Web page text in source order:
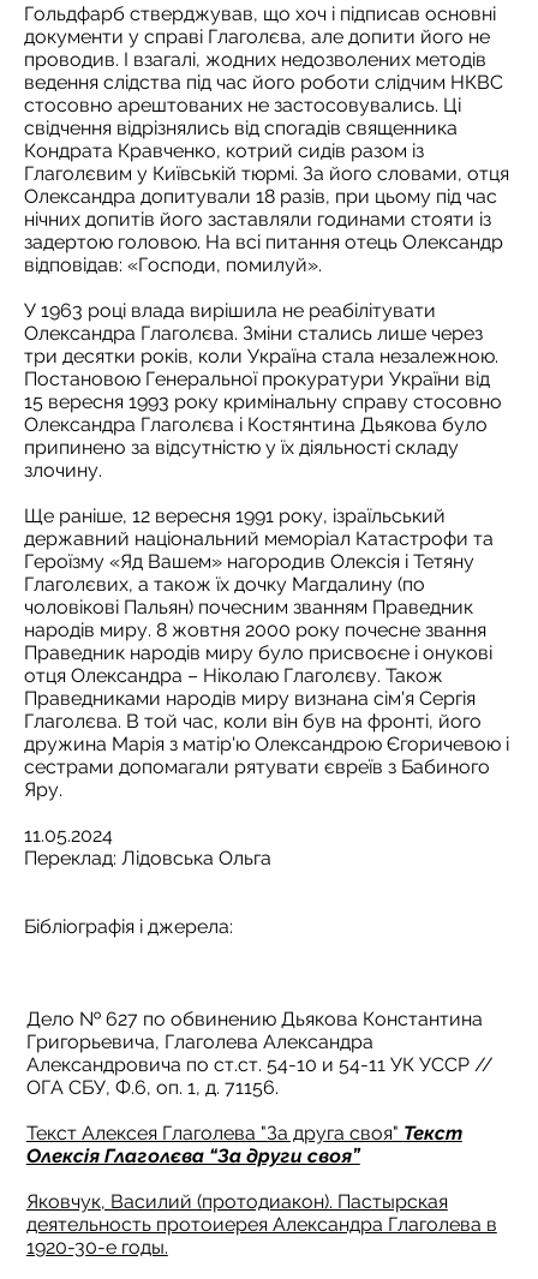
Гольдфарб стверджував, що хоч і підписав основні
документи у справі Глаголєва, але допити його не
проводив. І взагалі, жодних недозволених методів
ведення слідства під час його роботи слідчим НКВС
стосовно арештованих не застосовувались. Ці
свідчення відрізнялись від спогадів священника
Кондрата Кравченко, котрий сидів разом із
Глаголєвим у Київській тюрмі. За його словами, отця
Олександра допитували 18 разів, при цьому під час
нічних допитів його заставляли годинами стояти із
задертою головою. На всі питання отець Олександр
відповідав: «Господи, помилуй».
У 1963 році влада вирішила не реабілітувати
Олександра Глаголєва. Зміни стались лише через
три десятки років, коли Україна стала незалежною.
Постановою Генеральної прокуратури України від
15 вересня 1993 року кримінальну справу стосовно
Олександра Глаголєва і Костянтина Дьякова було
припинено за відсутністю у їх діяльності складу
злочину.
Ще раніше, 12 вересня 1991 року, ізраїльський
державний національний меморіал Катастрофи та
Героїзму «Яд Вашем» нагородив Олексія і Тетяну
Глаголєвих, а також їх дочку Магдалину (по
чоловікові Пальян) почесним званням Праведник
народів миру. 8 жовтня 2000 року почесне звання
Праведник народів миру було присвоєне і онукові
отця Олександра – Ніколаю Глаголєву. Також
Праведниками народів миру визнана сім'я Сергія
Глаголєва. В той час, коли він був на фронті, його
дружина Марія з матір'ю Олександрою Єгоричевою і
сестрами допомагали рятувати євреїв з Бабиного
Яру.
11.05.2024
Переклад: Лідовська Ольга
Бібліографія і джерела:
Дело № 627 по обвинению Дьякова Константина
Григорьевича, Глаголева Александра
Александровича по ст.ст. 54-10 и 54-11 УК УССР //
ОГА СБУ, Ф.6, оп. 1, д. 71156.
Текст Алексея Глаголева "За друга своя" Текст
Олексія Глаголєва “За други своя”
Яковчук, Василий (протодиакон). Пастырская
деятельность протоиерея Александра Глаголева в
1920-30-е годы.